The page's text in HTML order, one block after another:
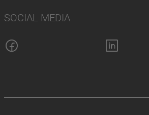
SOCIAL MEDIA